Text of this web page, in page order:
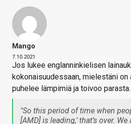
Mango
7.10.2021
Jos lukee englanninkielisen
kokonaisuudessaan, mielestäni on
puhelee lämpimiä ja toivoo parasta.
"So this period of time when
[AMD] is leading,’ that’s over.